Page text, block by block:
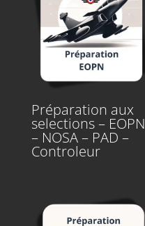
Préparation aux
selections – EOPN
– NOSA – PAD –
Controleur